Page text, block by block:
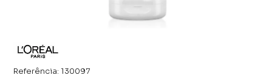
Referência: 130097